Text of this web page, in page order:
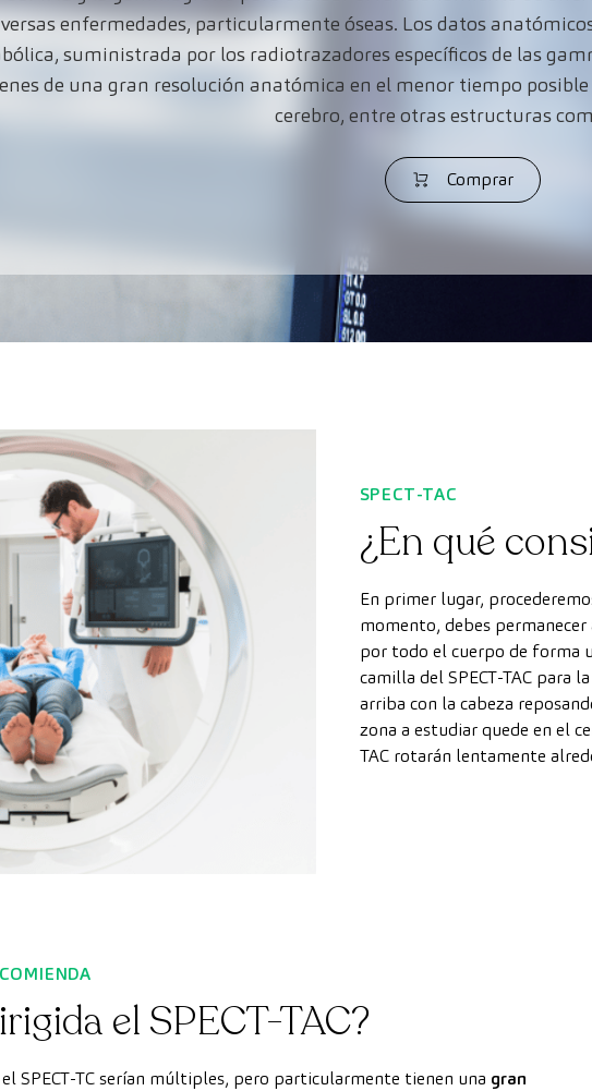
enfermedades, particularmente óseas. Los datos
suministrada por los radiotrazadores específicos de las
de una gran resolución anatómica en el menor tiempo posible
cerebro, entre otras estructuras
Comprar
SPECT-TAC
¿En qué
En primer lugar,
momento, debes
por todo el cuerpo de forma
camilla del SPECT-TAC para
arriba con la cabeza
zona a estudiar quede en el
TAC rotarán lentamente
el SPECT-TAC?
SPECT-TC serían múltiples, pero particularmente tienen una gran